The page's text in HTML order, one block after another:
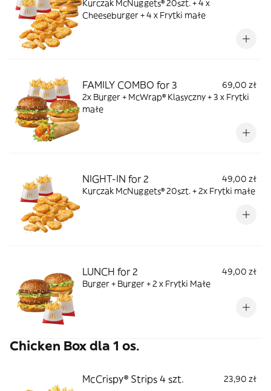
Kurczak McNuggets® 20szt. + 4 x
Cheeseburger + 4 x Frytki małe
FAMILY COMBO for 3
69,00 zł
2x Burger + McWrap® Klasyczny + 3 x Frytki
małe
NIGHT-IN for 2
49,00 zł
Kurczak McNuggets® 20szt. + 2x Frytki małe
LUNCH for 2
49,00 zł
Burger + Burger + 2 x Frytki Małe
Chicken Box dla 1 os.
McCrispy® Strips 4 szt. 23,90 zł